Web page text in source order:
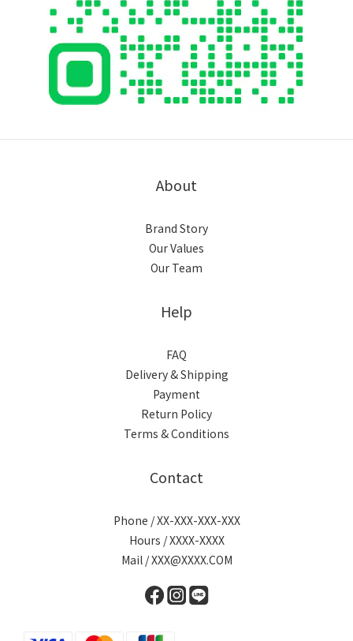
About
Brand Story
Our Values
Our Team
Help
FAQ
Delivery & Shipping
Payment
Return Policy
Terms & Conditions
Contact
Phone / XX-XXX-XXX-XXX
Hours / XXXX-XXXX
Mail / XXX@XXXX.COM